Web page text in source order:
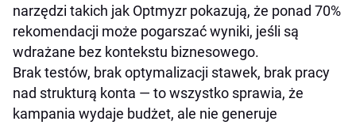
narzędzi takich jak Optmyzr pokazują, że ponad 70%
rekomendacji może pogarszać wyniki, jeśli są
wdrażane bez kontekstu biznesowego.
Brak testów, brak optymalizacji stawek, brak pracy
nad strukturą konta — to wszystko sprawia, że
kampania wydaje budżet, ale nie generuje